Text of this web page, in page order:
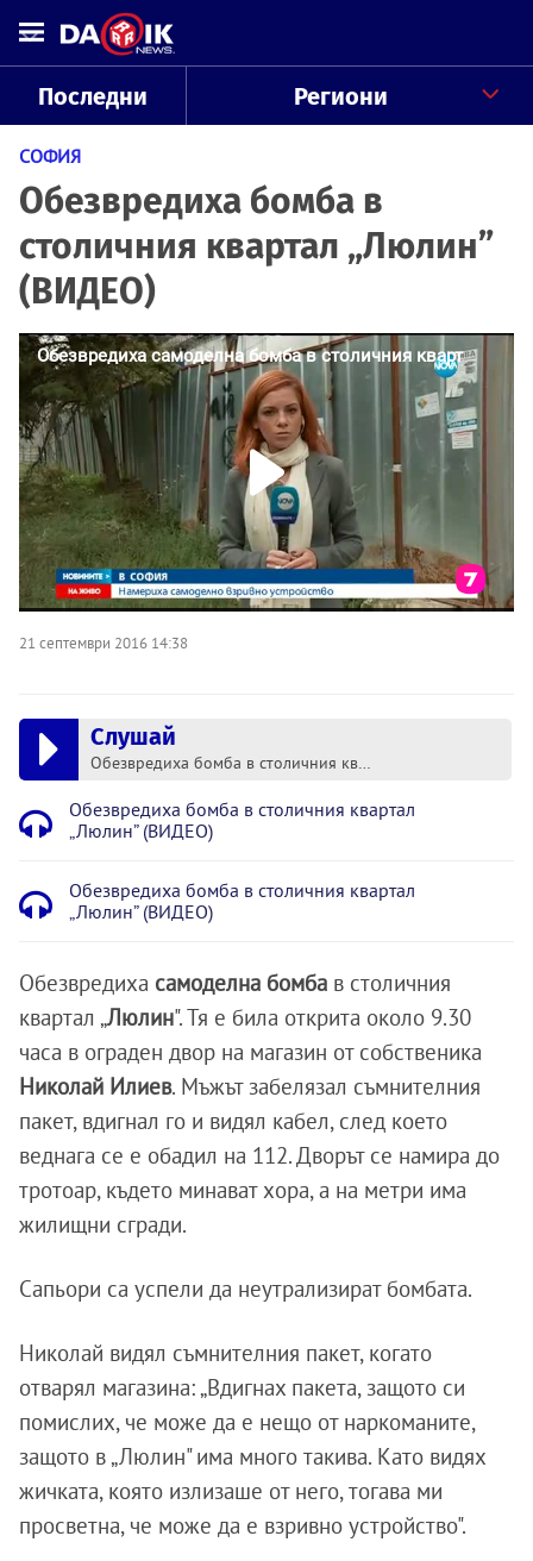
Последни Региони
СОФИЯ
Обезвредиха бомба в
столичния квартал „Люлин”
(ВИДЕО)
21 септември 2016 14:38
Слушай
Обезвредиха бомба в столичния квартал „Люлин” (ВИДЕО)
Обезвредиха бомба в столичния квартал
„Люлин” (ВИДЕО)
Обезвредиха бомба в столичния квартал
„Люлин” (ВИДЕО)
Обезвредиха самоделна бомба в столичния
квартал „Люлин". Тя е била открита около 9.30
часа в ограден двор на магазин от собственика
Николай Илиев. Мъжът забелязал съмнителния
пакет, вдигнал го и видял кабел, след което
веднага се е обадил на 112. Дворът се намира до
тротоар, където минават хора, а на метри има
жилищни сгради.
Сапьори са успели да неутрализират бомбата.
Николай видял съмнителния пакет, когато
отварял магазина: „Вдигнах пакета, защото си
помислих, че може да е нещо от наркоманите,
защото в „Люлин" има много такива. Като видях
жичката, която излизаше от него, тогава ми
просветна, че може да е взривно устройство".